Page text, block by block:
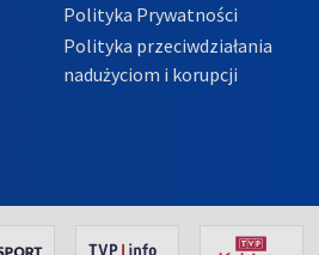
Polityka Prywatności
Polityka przeciwdziałania
nadużyciom i korupcji